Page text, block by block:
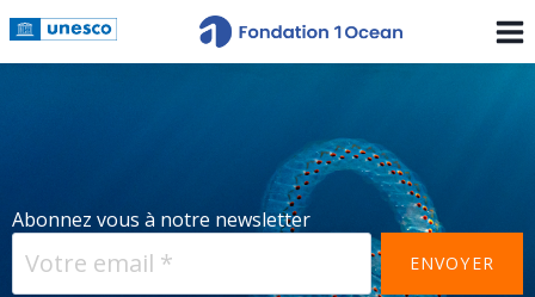
Abonnez vous à notre newsletter
ENVOYER